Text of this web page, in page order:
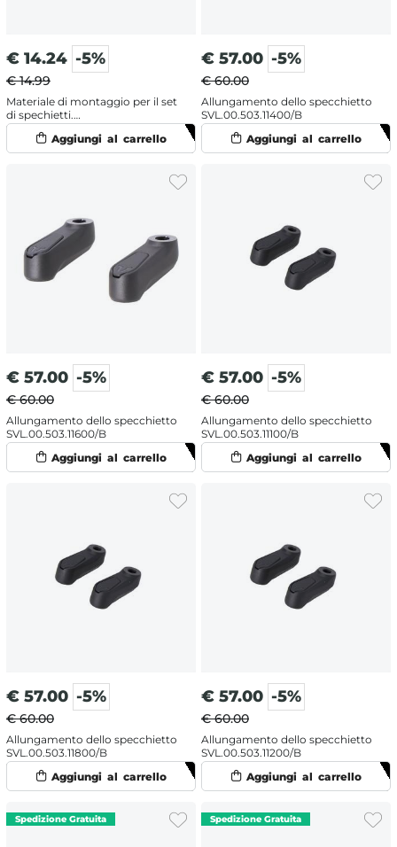
€ 14.24 -5%
€ 14.99
Materiale di montaggio per il set
di spechietti.
MIR.00.850.81300/B
€ 57.00 -5%
€ 60.00
Allungamento dello specchietto
SVL.00.503.11400/B
€ 57.00 -5%
€ 60.00
Allungamento dello specchietto
SVL.00.503.11600/B
€ 57.00 -5%
€ 60.00
Allungamento dello specchietto
SVL.00.503.11100/B
€ 57.00 -5%
€ 60.00
Allungamento dello specchietto
SVL.00.503.11800/B
€ 57.00 -5%
€ 60.00
Allungamento dello specchietto
SVL.00.503.11200/B